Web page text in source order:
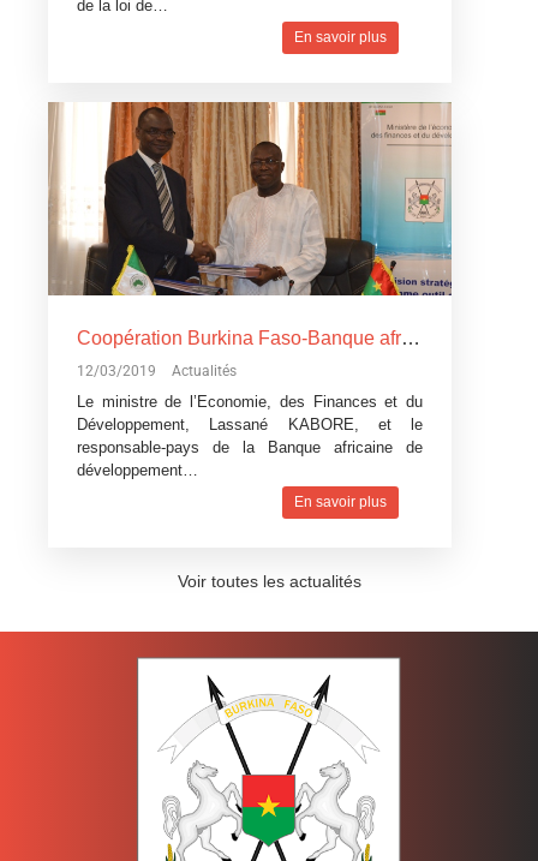
de la loi de…
En savoir plus
Coopération Burkina Faso-Banque africaine de développement: La Banque africaine de développement accorde trois
12/03/2019 Actualités
Le ministre de l’Economie, des Finances et du
Développement, Lassané KABORE, et le
responsable-pays de la Banque africaine de
développement…
En savoir plus
Voir toutes les actualités